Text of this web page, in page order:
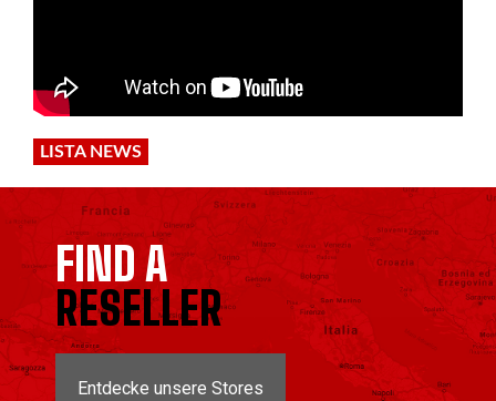
LISTA NEWS
FIND A
RESELLER
Entdecke unsere Stores